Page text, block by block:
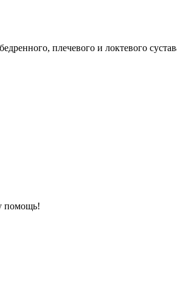
плечевого и локтевого
помощь!